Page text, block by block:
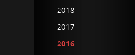
2018
2017
2016